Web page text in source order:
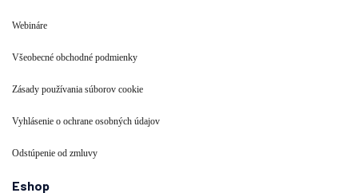
Webináre
Všeobecné obchodné podmienky
Zásady používania súborov cookie
Vyhlásenie o ochrane osobných údajov
Odstúpenie od zmluvy
Eshop